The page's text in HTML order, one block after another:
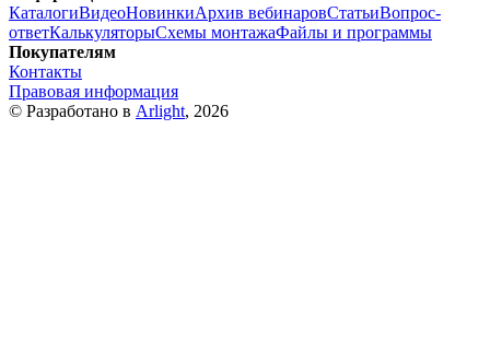
КаталогиВидеоНовинкиАрхив вебинаровСтатьиВопрос-
ответКалькуляторыСхемы монтажаФайлы и программы
Покупателям
Контакты
Правовая информация
© Разработано в Arlight, 2026